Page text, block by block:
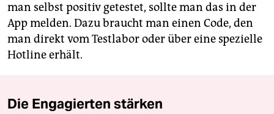
man selbst positiv getestet, sollte man das in der
App melden. Dazu braucht man einen Code, den
man direkt vom Testlabor oder über eine spezielle
Hotline erhält.
Die Engagierten stärken